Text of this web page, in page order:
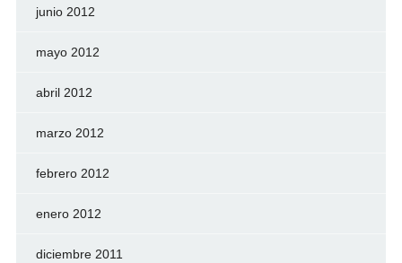
junio 2012
mayo 2012
abril 2012
marzo 2012
febrero 2012
enero 2012
diciembre 2011